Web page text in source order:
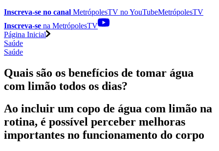
Inscreva-se no canal MetrópolesTV noYouTubeMetrópolesTV
Inscreva-se na MetrópolesTV
Página Inicial
Saúde
Saúde
Quais são os benefícios de tomar água
com limão todos os dias?
Ao incluir um copo de água com limão na
rotina, é possível perceber melhoras
importantes no funcionamento do corpo